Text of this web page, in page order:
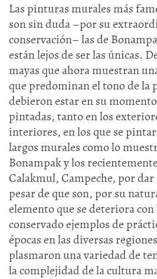
Las pinturas murales más
son sin duda –por su
conservación– las de
están lejos de ser las únicas.
mayas que ahora muestran
que predominan el tono de la
debieron estar en su
pintadas, tanto en los
interiores, en los que se
largos murales como lo
Bonampak y los
Calakmul, Campeche, por
pesar de que son, por su
elemento que se deteriora
conservado ejemplos de
épocas en las diversas
plasmaron una variedad de
la complejidad de la cultura